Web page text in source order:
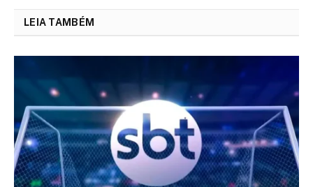
LEIA TAMBÉM